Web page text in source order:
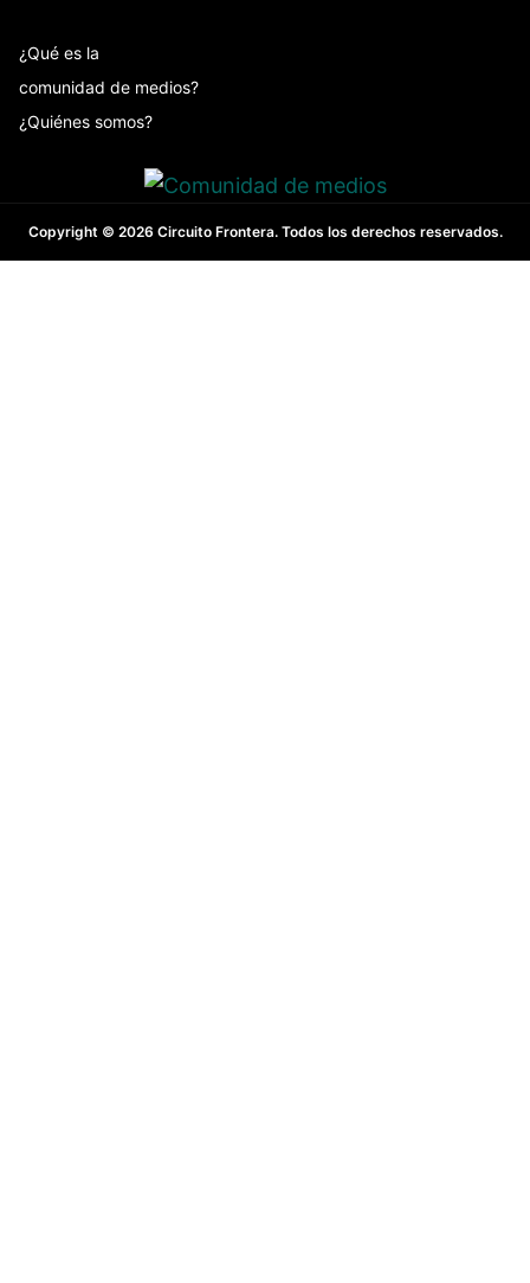
¿Qué es la
comunidad de medios?
¿Quiénes somos?
Copyright © 2026 Circuito Frontera. Todos los derechos reservados.